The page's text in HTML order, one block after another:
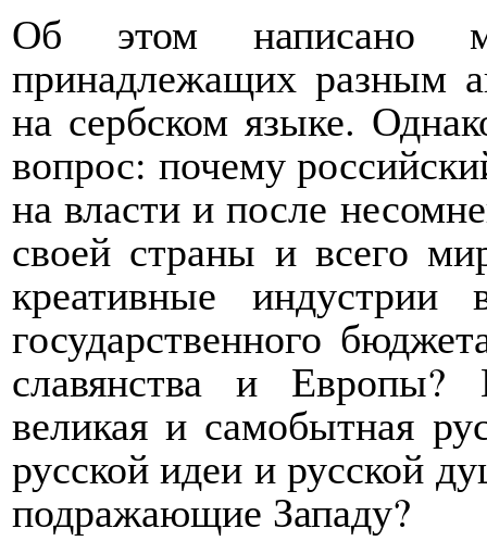
Об этом написано
принадлежащих разным
на сербском языке.
вопрос: почему
на власти и после
своей страны и всего
креативные
государственного
славянства и
великая и самобытная
русской идеи и русской
подражающие Западу?